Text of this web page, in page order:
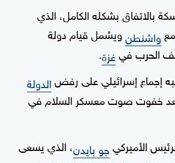
بالاتفاق بشكله الكامل، الذي
واشنطنويشمل قيام دولة
الحرب فيغزة.
إجماع إسرائيلي على رفضالدولة
خفوت صوت معسكر السلام في
الأميركيجو بايدن، الذي يسعى